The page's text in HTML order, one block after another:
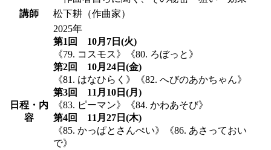
講師
松下耕（作曲家）
日程・内
容
2025年
第1回 10月7日(火)
《79. コスモス》《80. ろぼっと》
第2回 10月24日(金)
《81. はなひらく》《82. へびのあかちゃん》
第3回 11月10日(月)
《83. ピーマン》《84. かわあそび》
第4回 11月27日(木)
《85. かっぱとさんぺい》《86. あさっておい
で》